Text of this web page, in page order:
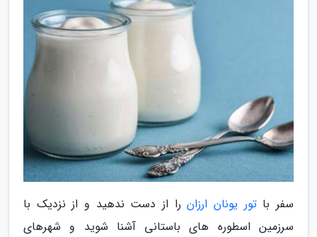
سفر باتور یونان ارزانرا از دست ندهید و از نزدیک با
سرزمین اسطوره های باستانی آشنا شوید و شهرهای